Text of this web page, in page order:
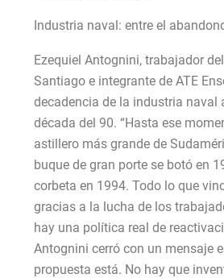
Industria naval: entre el
Ezequiel Antognini, trabajador
Santiago e integrante de ATE
decadencia de la industria naval
década del 90. “Hasta ese
astillero más grande de
buque de gran porte se botó en
corbeta en 1994. Todo lo que
gracias a la lucha de los
hay una política real de
Antognini cerró con un mensaje
propuesta está. No hay que